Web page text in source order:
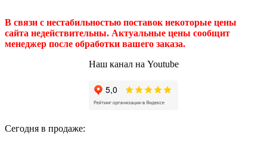
В связи с нестабильностью поставок некоторые цены
сайта недействительны. Актуальные цены сообщит
менеджер после обработки вашего заказа.
Наш канал на Youtube
Сегодня в продаже: